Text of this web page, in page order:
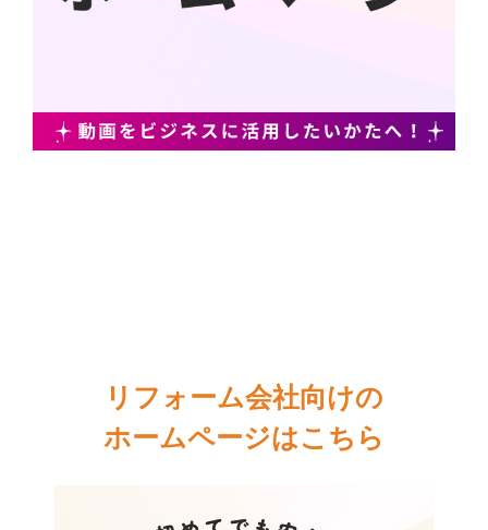
リフォーム会社向けの
ホームページはこちら